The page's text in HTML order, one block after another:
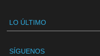
LO ÚLTIMO
SÍGUENOS